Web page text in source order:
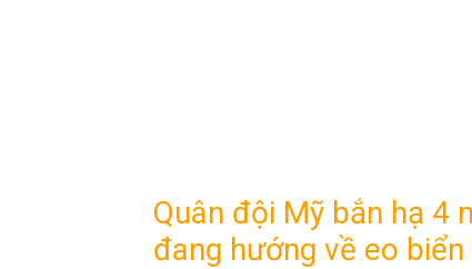
Quân đội Mỹ bắn hạ 4
đang hướng về eo